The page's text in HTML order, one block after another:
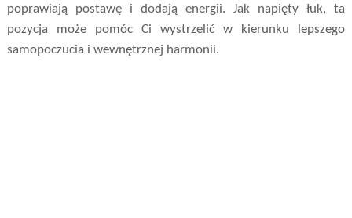
poprawiają postawę i dodają energii. Jak napięty łuk, ta
pozycja może pomóc Ci wystrzelić w kierunku lepszego
samopoczucia i wewnętrznej harmonii.